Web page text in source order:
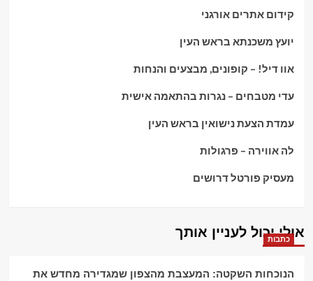
קידום אתרים אורגני
יועץ משכנתא בראש העין
אוו דיל! – קופונים, מבצעים והנחות
עדי מטבחים – נגרות בהתאמה אישית
עמדת הצעת נישואין בראש העין
לה אווירה – פרגולות
מעסיק פורטל דרושים
אולי יכול לעניין אותך
כתבות
הנוכחות השקטה: המעצבת מהצפון שמגדירה מחדש את